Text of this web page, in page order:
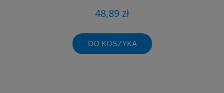
48,89 zł
DO KOSZYKA